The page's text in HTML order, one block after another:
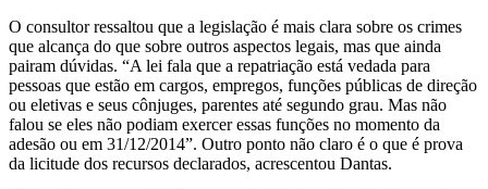
O consultor ressaltou que a legislação é mais clara sobre os crimes
que alcança do que sobre outros aspectos legais, mas que ainda
pairam dúvidas. “A lei fala que a repatriação está vedada para
pessoas que estão em cargos, empregos, funções públicas de direção
ou eletivas e seus cônjuges, parentes até segundo grau. Mas não
falou se eles não podiam exercer essas funções no momento da
adesão ou em 31/12/2014”. Outro ponto não claro é o que é prova
da licitude dos recursos declarados, acrescentou Dantas.